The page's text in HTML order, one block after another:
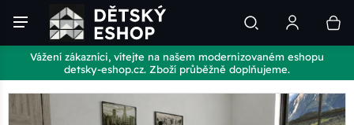
Vážení zákazníci, vítejte na našem modernizovaném eshopu
detsky-eshop.cz. Zboží průběžně doplňujeme.